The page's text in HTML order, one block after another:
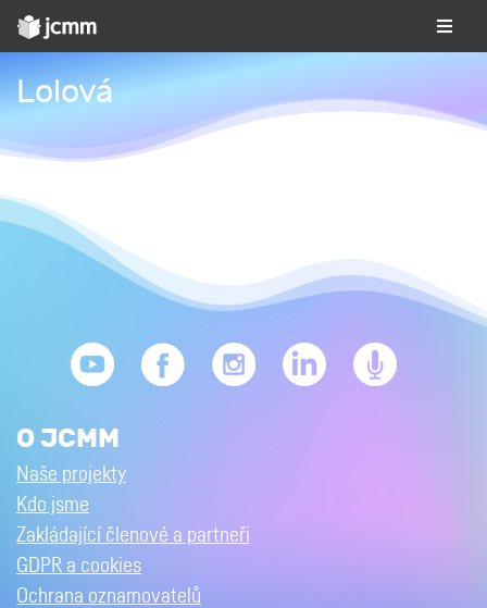
Lolová
O JCMM
Naše projekty
Kdo jsme
Zakládající členové a partneři
GDPR a cookies
Ochrana oznamovatelů